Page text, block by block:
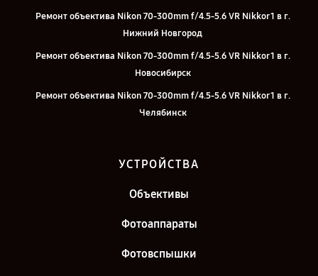
Ремонт объектива Nikon 70-300mm f/4.5-5.6 VR Nikkor 1 в г.
Нижний Новгород
Ремонт объектива Nikon 70-300mm f/4.5-5.6 VR Nikkor 1 в г.
Новосибирск
Ремонт объектива Nikon 70-300mm f/4.5-5.6 VR Nikkor 1 в г.
Челябинск
Ремонт объектива Nikon 70-300mm f/4.5-5.6 VR Nikkor 1 в г. Санкт-
УСТРОЙСТВА
Объективы
Фотоаппараты
Фотовспышки